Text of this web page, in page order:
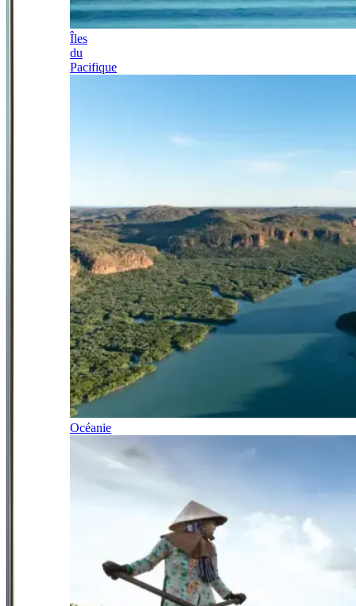
Îles
du
Pacifique
Océanie